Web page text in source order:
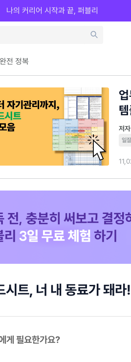
전 정복
나의 커리어 시작과 끝, 퍼블리
저자
일
시트, 너 내 동료가 돼라!
게 필요한가요?